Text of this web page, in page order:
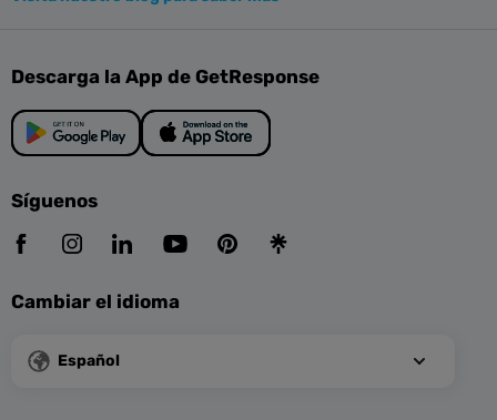
Descarga la App de GetResponse
Síguenos
Cambiar el idioma
Español